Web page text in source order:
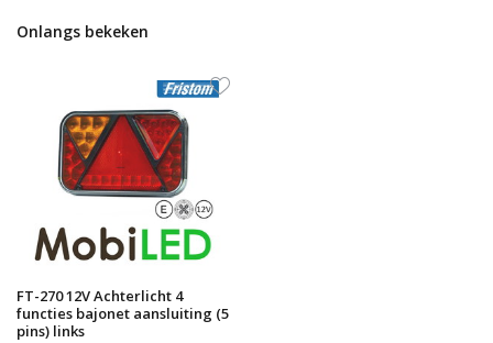
Onlangs bekeken
FT-270 12V Achterlicht 4
functies bajonet aansluiting (5
pins) links